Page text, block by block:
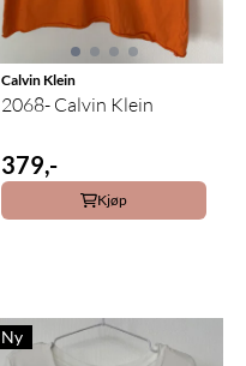
Calvin Klein
2068- Calvin Klein
379,-
Kjøp
Ny